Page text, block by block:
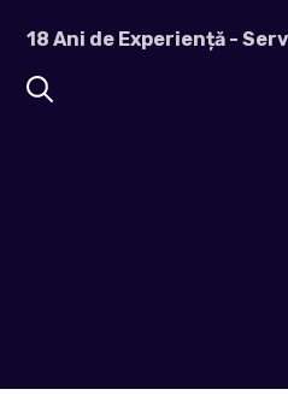
conținut
18 Ani de Experiență -